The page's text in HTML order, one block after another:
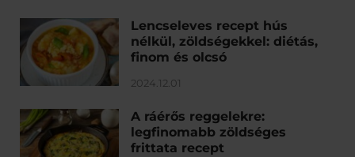
Lencseleves recept hús
nélkül, zöldségekkel: diétás,
finom és olcsó
2024.12.01
A ráérős reggelekre:
legfinomabb zöldséges
frittata recept